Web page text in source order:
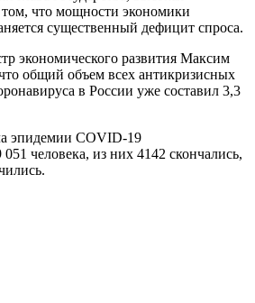
том, что мощности экономики
существенный дефицит спроса.
экономического развития Максим
общий объем всех антикризисных
в России уже составил 3,3
эпидемии COVID-19
человека, из них 4142 скончались,